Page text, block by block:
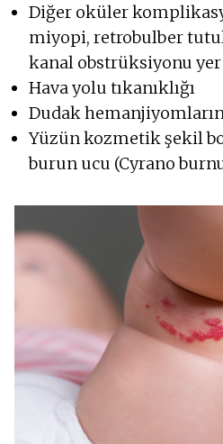
Diğer oküler
miyopi, retrobulber
kanal obstrüksiyonu yer
Hava yolu tıkanıklığı
Dudak
Yüzün kozmetik şekil
burun ucu (Cyrano